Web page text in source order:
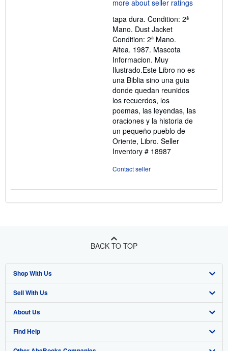
of
5
stars
tapa dura. Condition: 2ª
Mano. Dust Jacket
Condition: 2ª Mano.
Altea. 1987. Mascota
Informacion. Muy
Ilustrado.Este Libro no es
una Biblia sino una guia
donde quedan reunidos
los recuerdos, los
poemas, las leyendas, las
oraciones y la historia de
un pequeño pueblo de
Oriente, Libro. Seller
Inventory # 18987
Contact seller
BACK TO TOP
Shop With Us
Advanced Search
Browse Collections
My Account
Sell With Us
Start Selling
Join Our Affiliate Program
About Us
About AbeBooks
Find Help